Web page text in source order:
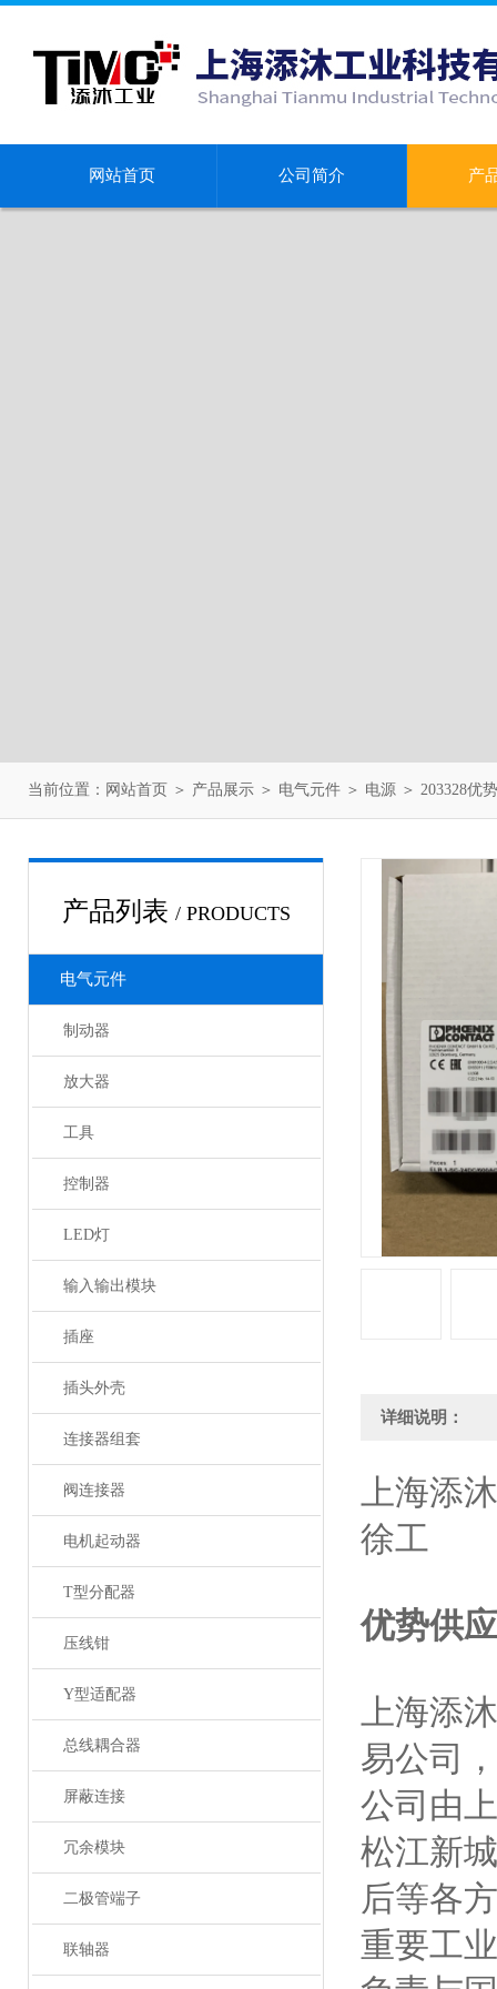
网站首页 公司简介 产
当前位置： 网站首页 ＞ 产品展示 ＞ 电气元件 ＞ 电源 ＞ 203328优
产品列表 / PRODUCTS
电气元件
制动器
放大器
工具
控制器
LED灯
输入输出模块
插座
插头外壳
连接器组套
阀连接器
电机起动器
T型分配器
压线钳
Y型适配器
总线耦合器
屏蔽连接
冗余模块
二极管端子
联轴器
详细说明：
上海添
徐工
优势供
上海添
易公司
公司由
松江新
后等各
重要工